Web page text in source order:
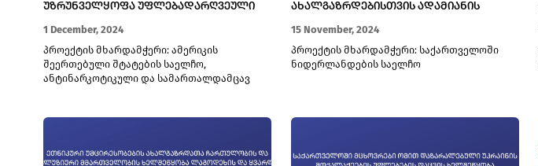
ᲣᲖᲠᲣᲜᲕᲔᲚᲧᲝᲤᲐ ᲣᲤᲚᲔᲑᲐᲓᲐᲠᲦᲕᲔᲣᲚᲘ
1 December, 2024
პროექტის მხარდამჭერი: ამერიკის
შეერთებული შტატების საელჩო,
ანტინარკოტიკული და სამართალდამცავ
ᲐᲮᲐᲚᲒᲐᲖᲠᲓᲔᲑᲘᲡᲗᲕᲘᲡ ᲐᲓᲐᲛᲘᲐᲜᲘᲡ
15 November, 2024
პროექტის მხარდამჭერი: საქართველოში
ნიდერლანდების საელჩო